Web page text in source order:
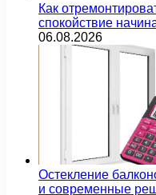
Как
спокойствие
06.08.2026
Остекление
и современные